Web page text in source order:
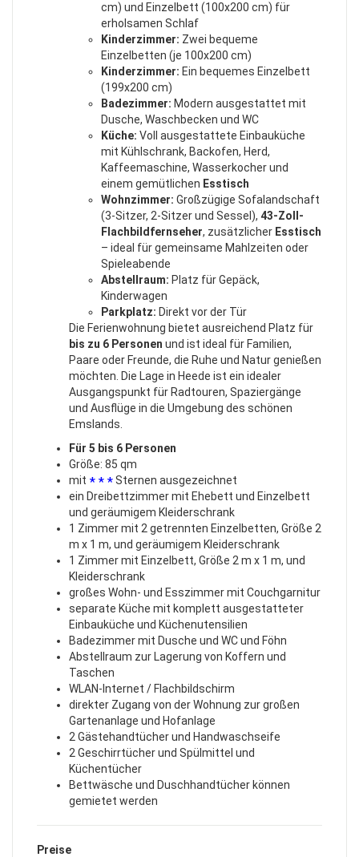
cm) und Einzelbett (100x200 cm) für
erholsamen Schlaf
Kinderzimmer: Zwei bequeme
Einzelbetten (je 100x200 cm)
Kinderzimmer: Ein bequemes Einzelbett
(199x200 cm)
Badezimmer: Modern ausgestattet mit
Dusche, Waschbecken und WC
Küche: Voll ausgestattete Einbauküche
mit Kühlschrank, Backofen, Herd,
Kaffeemaschine, Wasserkocher und
einem gemütlichen Esstisch
Wohnzimmer: Großzügige Sofalandschaft
(3-Sitzer, 2-Sitzer und Sessel), 43-Zoll-
Flachbildfernseher, zusätzlicher Esstisch
– ideal für gemeinsame Mahlzeiten oder
Spieleabende
Abstellraum: Platz für Gepäck,
Kinderwagen
Parkplatz: Direkt vor der Tür
Die Ferienwohnung bietet ausreichend Platz für
bis zu 6 Personen und ist ideal für Familien,
Paare oder Freunde, die Ruhe und Natur genießen
möchten. Die Lage in Heede ist ein idealer
Ausgangspunkt für Radtouren, Spaziergänge
und Ausflüge in die Umgebung des schönen
Emslands.
Für 5 bis 6 Personen
Größe: 85 qm
mit * * *Sternen ausgezeichnet
ein Dreibettzimmer mit Ehebett und Einzelbett
und geräumigem Kleiderschrank
1 Zimmer mit 2 getrennten Einzelbetten, Größe 2
m x 1 m, und geräumigem Kleiderschrank
1 Zimmer mit Einzelbett, Größe 2 m x 1 m, und
Kleiderschrank
großes Wohn- und Esszimmer mit Couchgarnitur
separate Küche mit komplett ausgestatteter
Einbauküche und Küchenutensilien
Badezimmer mit Dusche und WC und Föhn
Abstellraum zur Lagerung von Koffern und
Taschen
WLAN-Internet / Flachbildschirm
direkter Zugang von der Wohnung zur großen
Gartenanlage und Hofanlage
2 Gästehandtücher und Handwaschseife
2 Geschirrtücher und Spülmittel und
Küchentücher
Bettwäsche und Duschhandtücher können
gemietet werden
Preise